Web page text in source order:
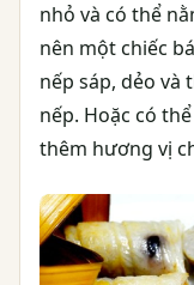
nhỏ và có thể
nên một chiếc
nếp sáp, dẻo và
nếp. Hoặc có
thêm hương vị